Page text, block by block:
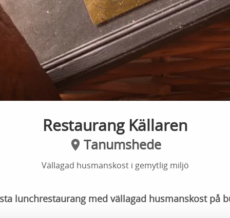
Restaurang Källaren
Tanumshede
Vällagad husmanskost i gemytlig miljö
lunchrestaurang med vällagad husmanskost på